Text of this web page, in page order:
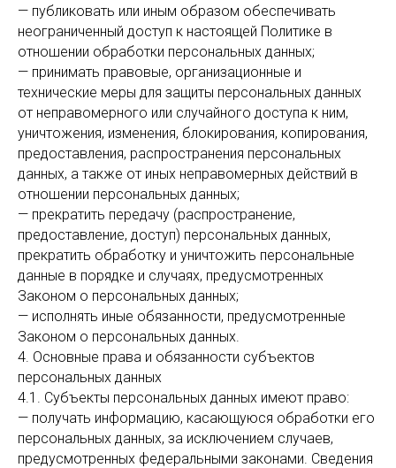
— публиковать или иным образом обеспечивать
неограниченный доступ к настоящей Политике в
отношении обработки персональных данных;
— принимать правовые, организационные и
технические меры для защиты персональных данных
от неправомерного или случайного доступа к ним,
уничтожения, изменения, блокирования, копирования,
предоставления, распространения персональных
данных, а также от иных неправомерных действий в
отношении персональных данных;
— прекратить передачу (распространение,
предоставление, доступ) персональных данных,
прекратить обработку и уничтожить персональные
данные в порядке и случаях, предусмотренных
Законом о персональных данных;
— исполнять иные обязанности, предусмотренные
Законом о персональных данных.
4. Основные права и обязанности субъектов
персональных данных
4.1. Субъекты персональных данных имеют право:
— получать информацию, касающуюся обработки его
персональных данных, за исключением случаев,
предусмотренных федеральными законами. Сведения